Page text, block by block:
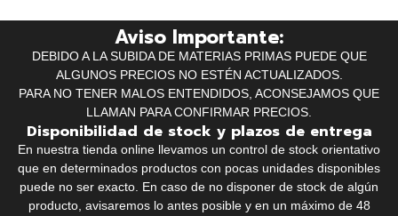
Aviso Importante:
DEBIDO A LA SUBIDA DE MATERIAS PRIMAS PUEDE QUE
ALGUNOS PRECIOS NO ESTÉN ACTUALIZADOS.
PARA NO TENER MALOS ENTENDIDOS, ACONSEJAMOS QUE
LLAMAN PARA CONFIRMAR PRECIOS.
Disponibilidad de stock y plazos de entrega
En nuestra tienda online llevamos un control de stock orientativo
que en determinados productos con pocas unidades disponibles
puede no ser exacto. En caso de no disponer de stock de algún
producto, avisaremos lo antes posible y en un máximo de 48